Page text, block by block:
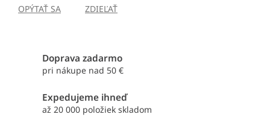
OPÝTAŤ SA ZDIEĽAŤ
Doprava zadarmo
pri nákupe nad 50 €
Expedujeme ihneď
až 20 000 položiek skladom